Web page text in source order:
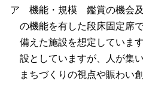
ア 機能・規模 鑑賞の機会及
の機能を有した段床固定席で
備えた施設を想定しています
設としていますが、人が集い
まちづくりの視点や賑わい創